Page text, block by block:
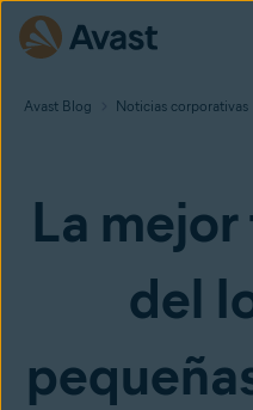
Avast Blog Noticias corporativas
La
del